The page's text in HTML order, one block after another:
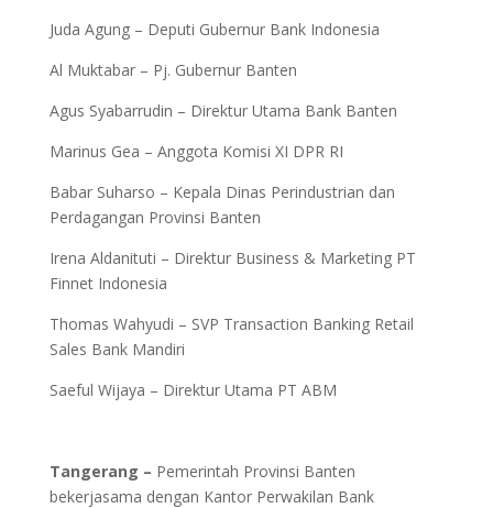
Juda Agung – Deputi Gubernur Bank Indonesia
Al Muktabar – Pj. Gubernur Banten
Agus Syabarrudin – Direktur Utama Bank Banten
Marinus Gea – Anggota Komisi XI DPR RI
Babar Suharso – Kepala Dinas Perindustrian dan
Perdagangan Provinsi Banten
Irena Aldanituti – Direktur Business & Marketing PT
Finnet Indonesia
Thomas Wahyudi – SVP Transaction Banking Retail
Sales Bank Mandiri
Saeful Wijaya – Direktur Utama PT ABM
Tangerang – Pemerintah Provinsi Banten
bekerjasama dengan Kantor Perwakilan Bank